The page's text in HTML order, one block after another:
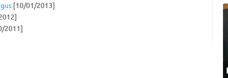
[10/01/2013]
2011]